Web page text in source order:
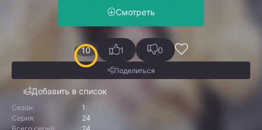
Смотреть
10
Добавить в список
1 0
Поделиться
Сезон:
1
Серия:
24